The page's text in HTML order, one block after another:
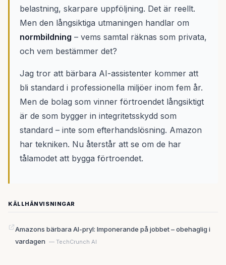
belastning, skarpare uppföljning. Det är reellt.
Men den långsiktiga utmaningen handlar om
normbildning – vems samtal räknas som privata,
och vem bestämmer det?
Jag tror att bärbara AI-assistenter kommer att
bli standard i professionella miljöer inom fem år.
Men de bolag som vinner förtroendet långsiktigt
är de som bygger in integritetsskydd som
standard – inte som efterhandslösning. Amazon
har tekniken. Nu återstår att se om de har
tålamodet att bygga förtroendet.
KÄLLHÄNVISNINGAR
Amazons bärbara AI-pryl: Imponerande på jobbet – obehaglig i
vardagen — TechCrunch AI